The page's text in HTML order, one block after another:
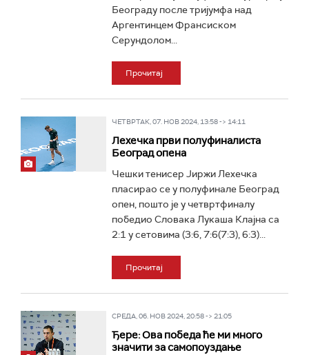
Београду после тријумфа над
Аргентинцем Франсиском
Серундолом...
Прочитај
ЧЕТВРТАК, 07. НОВ 2024, 13:58 -> 14:11
Лехечка први полуфиналиста
Београд опена
Чешки тенисер Јиржи Лехечка
пласирао се у полуфинале Београд
опен, пошто је у четвртфиналу
победио Словака Лукаша Клајна са
2:1 у сетовима (3:6, 7:6(7:3), 6:3)...
Прочитај
СРЕДА, 06. НОВ 2024, 20:58 -> 21:05
Ђере: Ова победа ће ми много
значити за самопоуздање